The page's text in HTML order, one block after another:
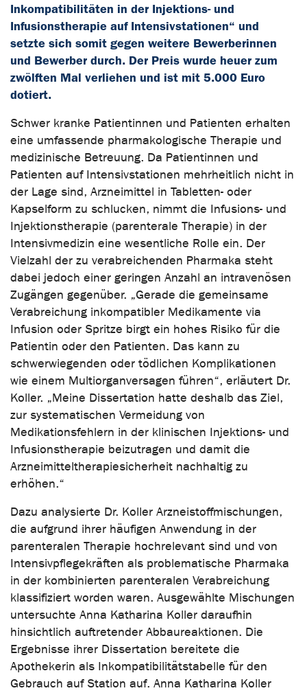
Inkompatibilitäten in der Injektions- und
Infusionstherapie auf Intensivstationen“ und
setzte sich somit gegen weitere Bewerberinnen
und Bewerber durch. Der Preis wurde heuer zum
zwölften Mal verliehen und ist mit 5.000 Euro
dotiert.
Schwer kranke Patientinnen und Patienten erhalten
eine umfassende pharmakologische Therapie und
medizinische Betreuung. Da Patientinnen und
Patienten auf Intensivstationen mehrheitlich nicht in
der Lage sind, Arzneimittel in Tabletten- oder
Kapselform zu schlucken, nimmt die Infusions- und
Injektionstherapie (parenterale Therapie) in der
Intensivmedizin eine wesentliche Rolle ein. Der
Vielzahl der zu verabreichenden Pharmaka steht
dabei jedoch einer geringen Anzahl an intravenösen
Zugängen gegenüber. „Gerade die gemeinsame
Verabreichung inkompatibler Medikamente via
Infusion oder Spritze birgt ein hohes Risiko für die
Patientin oder den Patienten. Das kann zu
schwerwiegenden oder tödlichen Komplikationen
wie einem Multiorganversagen führen“, erläutert Dr.
Koller. „Meine Dissertation hatte deshalb das Ziel,
zur systematischen Vermeidung von
Medikationsfehlern in der klinischen Injektions- und
Infusionstherapie beizutragen und damit die
Arzneimitteltherapiesicherheit nachhaltig zu
erhöhen.“
Dazu analysierte Dr. Koller Arzneistoffmischungen,
die aufgrund ihrer häufigen Anwendung in der
parenteralen Therapie hochrelevant sind und von
Intensivpflegekräften als problematische Pharmaka
in der kombinierten parenteralen Verabreichung
klassifiziert worden waren. Ausgewählte Mischungen
untersuchte Anna Katharina Koller daraufhin
hinsichtlich auftretender Abbaureaktionen. Die
Ergebnisse ihrer Dissertation bereitete die
Apothekerin als Inkompatibilitätstabelle für den
Gebrauch auf Station auf. Anna Katharina Koller